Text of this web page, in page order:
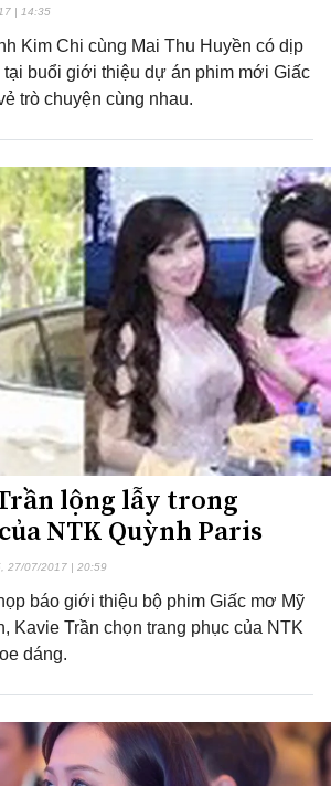
| 14:35
Kim Chi cùng Mai Thu Huyền có dịp
tại buổi giới thiệu dự án phim mới Giấc
trò chuyện cùng nhau.
lộng lẫy trong
NTK Quỳnh Paris
27/07/2017 | 20:59
báo giới thiệu bộ phim Giấc mơ Mỹ
Kavie Trần chọn trang phục của NTK
dáng.